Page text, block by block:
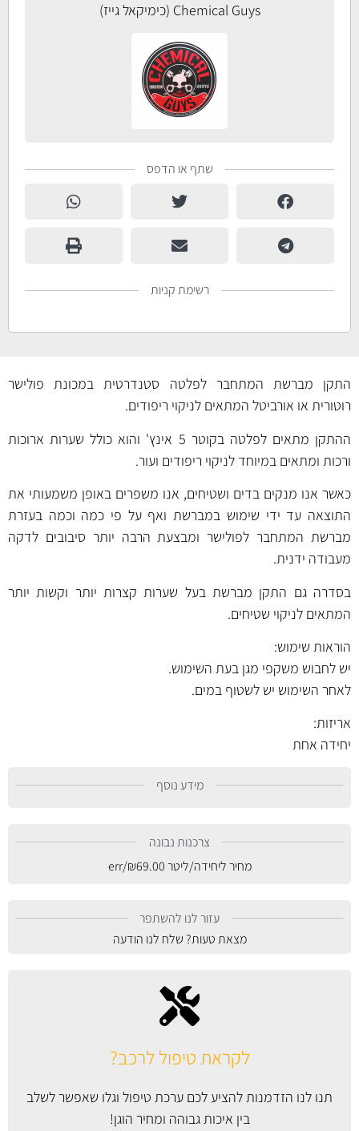
Chemical Guys (כימיקאל גייז)
שתף או הדפס
רשימת קניות
לקראת טיפול לרכב?
תנו לנו הזדמנות להציע לכם ערכת טיפול וגלו שאפשר לשלב
בין איכות גבוהה ומחיר הוגן!
התקן מברשת המתחבר לפלטה סטנדרטית במכונת פולישר
רוטורית או אורביטל המתאים לניקוי ריפודים.
ההתקן מתאים לפלטה בקוטר 5 אינץ' והוא כולל שערות ארוכות
ורכות ומתאים במיוחד לניקוי ריפודים ועור.
כאשר אנו מנקים בדים ושטיחים, אנו משפרים באופן משמעותי את
התוצאה עד ידי שימוש במברשת ואף על פי כמה וכמה בעזרת
מברשת המתחבר לפולישר ומבצעת הרבה יותר סיבובים לדקה
מעבודה ידנית.
בסדרה גם התקן מברשת בעל שערות קצרות יותר וקשות יותר
המתאים לניקוי שטיחים.
הוראות שימוש:
יש לחבוש משקפי מגן בעת השימוש.
לאחר השימוש יש לשטוף במים.
אריזות:
יחידה אחת
מידע נוסף
צרכנות נבונה
מחיר ליחידה/ליטר
₪69.00
/err
עזור לנו להשתפר
מצאת טעות? שלח לנו הודעה